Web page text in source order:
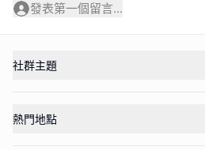
發表第一個留言...
社群主題
熱門地點